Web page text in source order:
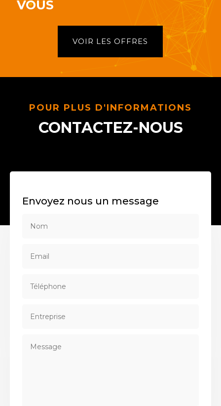
VOUS
VOIR LES OFFRES
POUR PLUS D'INFORMATIONS
CONTACTEZ-NOUS
Envoyez nous un message